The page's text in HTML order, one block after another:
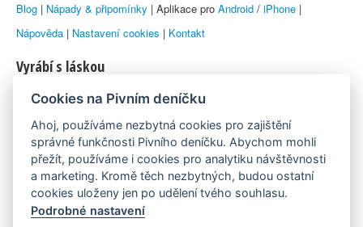
Blog | Nápady & připomínky | Aplikace pro Android / iPhone |
Nápověda | Nastavení cookies | Kontakt
Vyrábí s láskou
© 2010–2026 byLukáš Zemanaka Emka
Máme rádi
Pivní.info
Poznámka pod čarou
Cookies na Pivním deníčku
Ahoj, používáme nezbytná cookies pro zajištění
správné funkčnosti Pivního deníčku. Abychom mohli
přežít, používáme i cookies pro analytiku návštěvnosti
a marketing. Kromě těch nezbytných, budou ostatní
cookies uloženy jen po udělení tvého souhlasu.
Podrobné nastavení